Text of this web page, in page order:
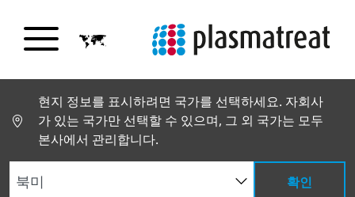
현지 정보를 표시하려면 국가를 선택하세요. 자회사
가 있는 국가만 선택할 수 있으며, 그 외 국가는 모두
본사에서 관리합니다.
확인